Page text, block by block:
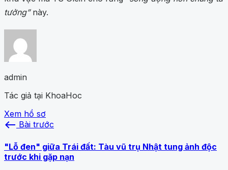
tưởng”này.
admin
Tác giả tại KhoaHoc
Xem hồ sơ
west Bài trước
"Lỗ đen" giữa Trái đất: Tàu vũ trụ Nhật tung ảnh độc
trước khi gặp nạn